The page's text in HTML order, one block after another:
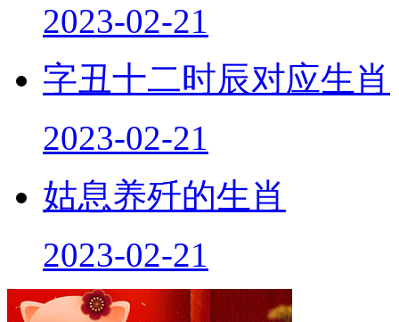
2023-02-21
字丑十二时辰对应生肖
2023-02-21
姑息养歼的生肖
2023-02-21